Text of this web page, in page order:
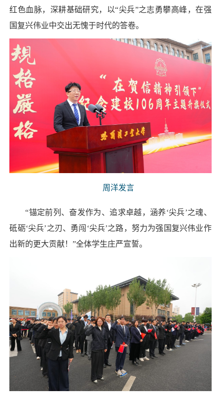
红色血脉，深耕基础研究，以“尖兵”之志勇攀高峰，在强
国复兴伟业中交出无愧于时代的答卷。
周洋发言
“锚定前列、奋发作为、追求卓越，涵养‘尖兵’之魂、
砥砺‘尖兵’之刃、勇闯‘尖兵’之路，努力为强国复兴伟业作
出新的更大贡献！”全体学生庄严宣誓。